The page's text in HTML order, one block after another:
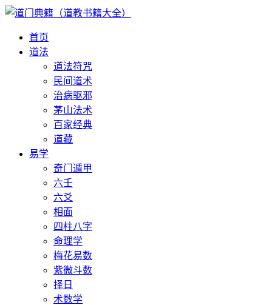
首页
道法
道法符咒
民间道术
治病驱邪
茅山法术
百家经典
道藏
易学
奇门遁甲
六壬
六爻
相面
四柱八字
命理学
梅花易数
紫微斗数
择日
术数学